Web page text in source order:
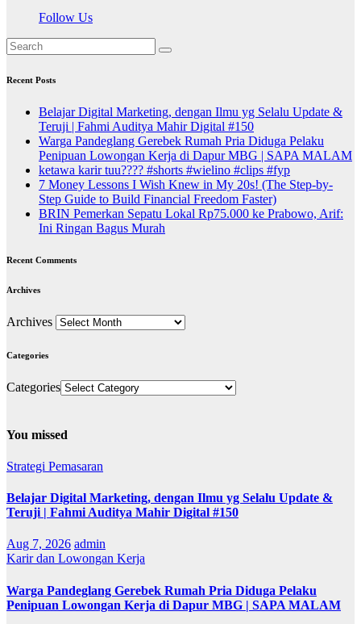
Follow Us
Recent Posts
Belajar Digital Marketing, dengan Ilmu yg Selalu Update &
Teruji | Fahmi Auditya Mahir Digital #150
Warga Pandeglang Gerebek Rumah Pria Diduga Pelaku
Penipuan Lowongan Kerja di Dapur MBG | SAPA MALAM
ketawa karir tuu???? #shorts #wielino #clips #fyp
7 Money Lessons I Wish Knew in My 20s! (The Step-by-
Step Guide to Build Financial Freedom Faster)
BRIN Pemerkan Sepatu Lokal Rp75.000 ke Prabowo, Arif:
Ini Ringan Bagus Murah
Recent Comments
Archives
Archives
Categories
Categories
You missed
Strategi Pemasaran
Belajar Digital Marketing, dengan Ilmu yg Selalu Update &
Teruji | Fahmi Auditya Mahir Digital #150
Aug 7, 2026 admin
Karir dan Lowongan Kerja
Warga Pandeglang Gerebek Rumah Pria Diduga Pelaku
Penipuan Lowongan Kerja di Dapur MBG | SAPA MALAM